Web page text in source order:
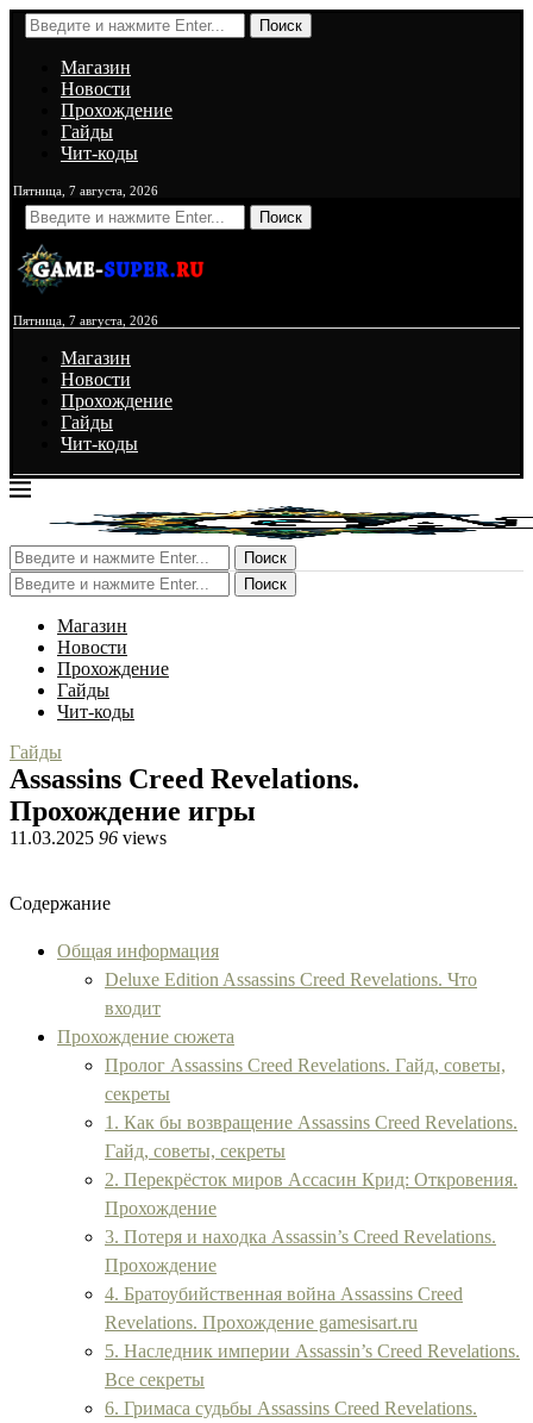
Поиск
Магазин
Новости
Прохождение
Гайды
Чит-коды
Пятница, 7 августа, 2026
Поиск
Пятница, 7 августа, 2026
Магазин
Новости
Прохождение
Гайды
Чит-коды
Поиск
Поиск
Магазин
Новости
Прохождение
Гайды
Чит-коды
Гайды
Assassins Creed Revelations.
Прохождение игры
11.03.2025 96 views
Содержание
Общая информация
Deluxe Edition Assassins Creed Revelations. Что
входит
Прохождение сюжета
Пролог Assassins Creed Revelations. Гайд, советы,
секреты
1. Как бы возвращение Assassins Creed Revelations.
Гайд, советы, секреты
2. Перекрёсток миров Ассасин Крид: Откровения.
Прохождение
3. Потеря и находка Assassin’s Creed Revelations.
Прохождение
4. Братоубийственная война Assassins Creed
Revelations. Прохождение gamesisart.ru
5. Наследник империи Assassin’s Creed Revelations.
Все секреты
6. Гримаса судьбы Assassins Creed Revelations.